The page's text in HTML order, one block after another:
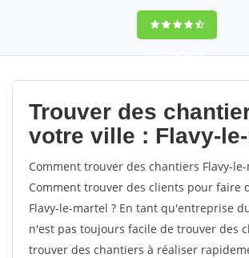
9,5(100%)48
votes
Trouver des
votre ville : Flavy-
Comment trouver des chantiers Flavy-
Comment trouver des clients pour faire
Flavy-le-martel ? En tant qu'entreprise
n'est pas toujours facile de trouver des
trouver des chantiers à réaliser